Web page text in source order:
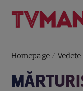
Homepage /Vedete